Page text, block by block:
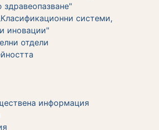
здравеопазване"
системи,
иновации"
отдели
информация